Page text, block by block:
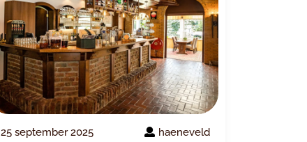
25 september 2025
haeneveld